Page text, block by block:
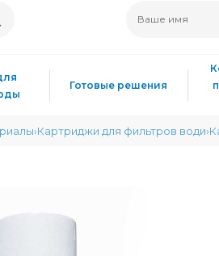
Готовые решения
Картриджи для фильтров води